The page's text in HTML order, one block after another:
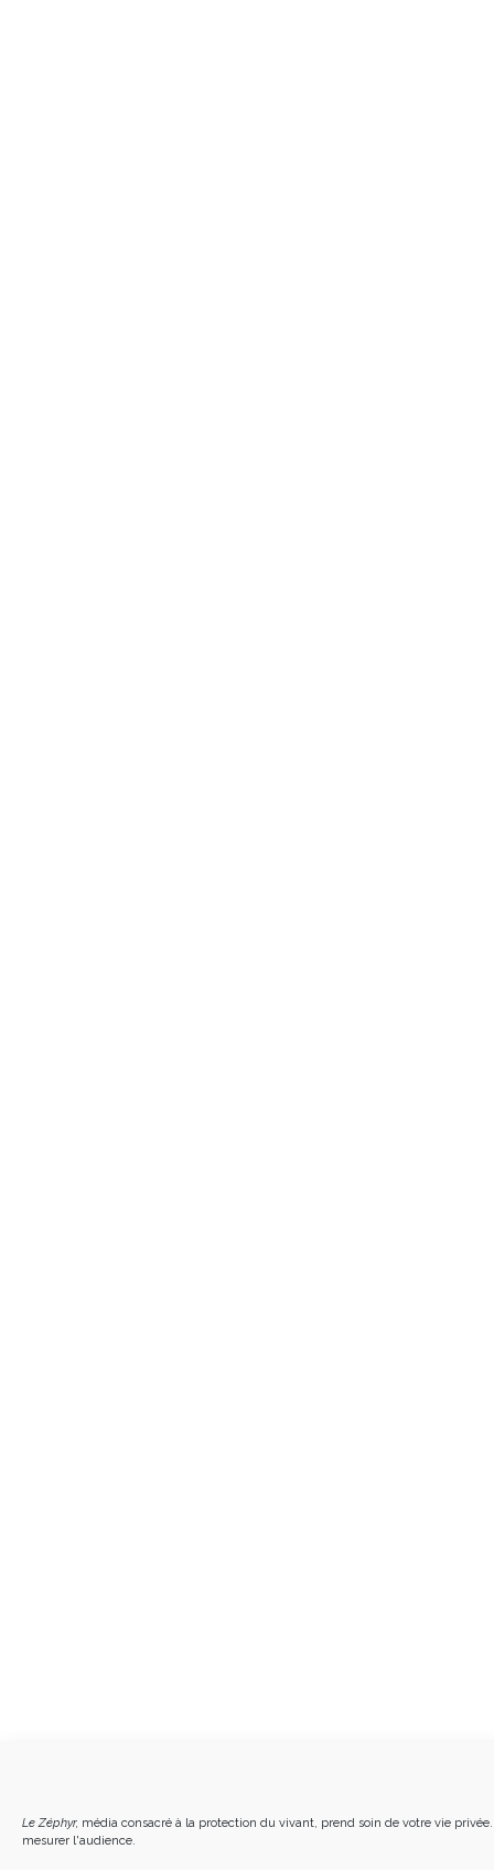
Le Zéphyr, média consacré à la protection du vivant, prend soin de votre vie
mesurer l'audience.